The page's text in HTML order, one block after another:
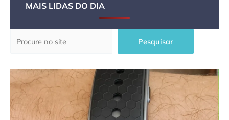
MAIS LIDAS DO DIA
Pesquisar